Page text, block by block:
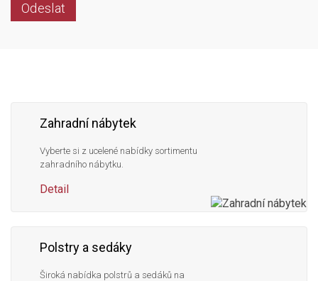
Odeslat
Zahradní nábytek
Vyberte si z ucelené nabídky sortimentu
zahradního nábytku.
Detail
Polstry a sedáky
Široká nabídka polstrů a sedáků na